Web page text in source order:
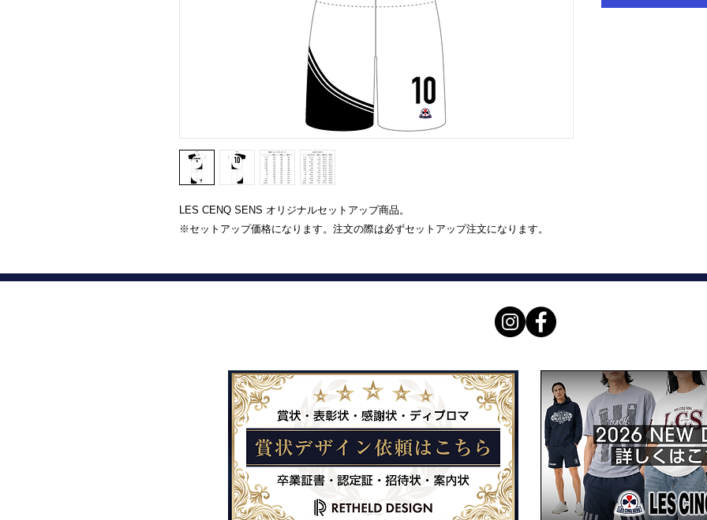
LES CENQ SENS オリジナルセットアップ商品。
※セットアップ価格になります。注文の際は必ずセットアップ注文になります。